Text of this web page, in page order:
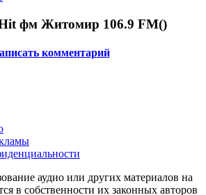
фм Житомир 106.9 FM()
комментарий
аудио или других материалов на
в собственности их законных авторов